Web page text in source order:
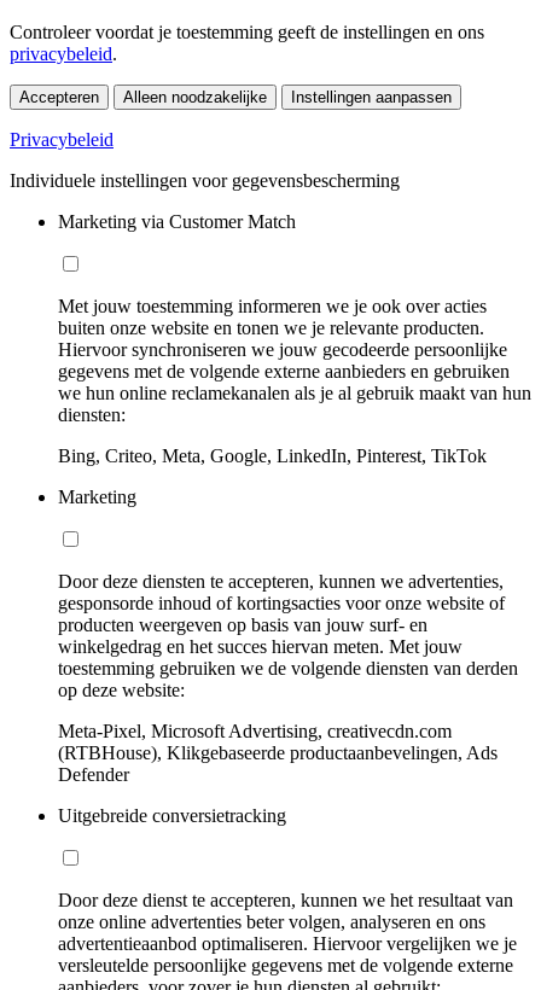
Controleer voordat je toestemming geeft de instellingen en ons
privacybeleid.
Accepteren Alleen noodzakelijke Instellingen aanpassen
Privacybeleid
Individuele instellingen voor gegevensbescherming
Marketing via Customer Match
Met jouw toestemming informeren we je ook over acties
buiten onze website en tonen we je relevante producten.
Hiervoor synchroniseren we jouw gecodeerde persoonlijke
gegevens met de volgende externe aanbieders en gebruiken
we hun online reclamekanalen als je al gebruik maakt van hun
diensten:
Bing, Criteo, Meta, Google, LinkedIn, Pinterest, TikTok
Marketing
Door deze diensten te accepteren, kunnen we advertenties,
gesponsorde inhoud of kortingsacties voor onze website of
producten weergeven op basis van jouw surf- en
winkelgedrag en het succes hiervan meten. Met jouw
toestemming gebruiken we de volgende diensten van derden
op deze website:
Meta-Pixel, Microsoft Advertising, creativecdn.com
(RTBHouse), Klikgebaseerde productaanbevelingen, Ads
Defender
Uitgebreide conversietracking
Door deze dienst te accepteren, kunnen we het resultaat van
onze online advertenties beter volgen, analyseren en ons
advertentieaanbod optimaliseren. Hiervoor vergelijken we je
versleutelde persoonlijke gegevens met de volgende externe